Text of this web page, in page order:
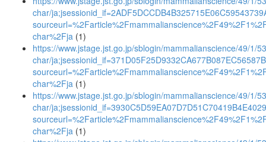
char/
char%2Fja (1)
https://www.jstage.jst.go.jp/sblogin/mammalianscience/49/1/
char/
char%2Fja (1)
https://www.jstage.jst.go.jp/sblogin/mammalianscience/49/1/
char/
char%2Fja (1)